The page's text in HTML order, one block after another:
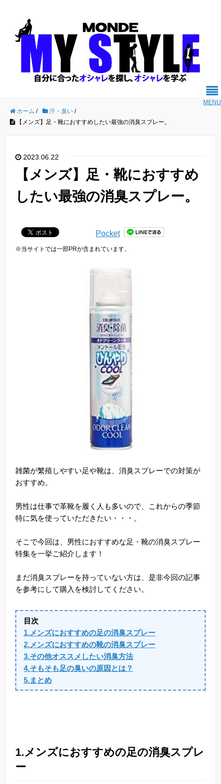
MENU
ホーム / 汗・臭い /
【メンズ】足・靴におすすめしたい最強の消臭スプレー。
2023.06.22
【メンズ】足・靴におすすめ
したい最強の消臭スプレー。
Pocket
※当サイトでは一部PRが含まれています。
雑菌が繁殖しやすい足や靴は、消臭スプレーでの対策が
おすすめ。
男性は仕事で革靴を履く人も多いので、これからの季節
特に気を使っていただきたい・・・。
そこで今回は、男性におすすめな足・靴の消臭スプレー
特集を一挙ご紹介します！
まだ消臭スプレーを持っていない方は、是非今回の記事
を参考にして購入を検討してください。
目次
1.メンズにおすすめの足の消臭スプレー
2.メンズにおすすめの靴の消臭スプレー
3.その他オススメしたい消臭方法
4.そもそも足の臭いの原因とは？
5.まとめ
1.メンズにおすすめの足の消臭スプレ
ー